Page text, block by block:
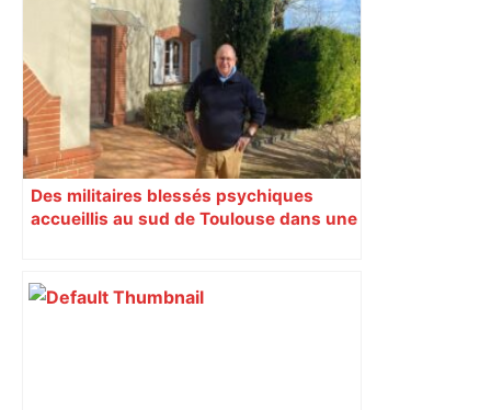
Des militaires blessés psychiques
accueillis au sud de Toulouse dans une